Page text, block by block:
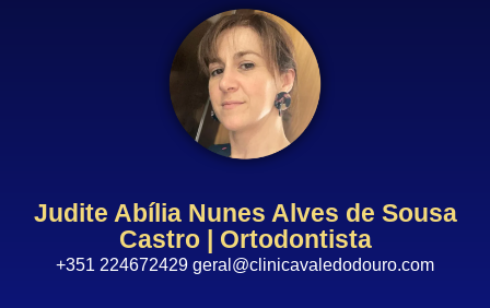
Judite Abília Nunes Alves de Sousa
Castro | Ortodontista
+351 224672429 geral@clinicavaledodouro.com